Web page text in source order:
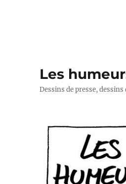
Les
Dessins de presse,